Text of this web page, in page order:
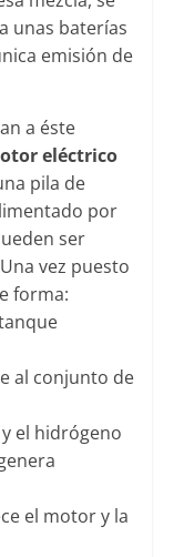
unas baterías
emisión de
a éste
eléctrico
pila de
por
ser
vez puesto
forma:
al conjunto de
el hidrógeno
el motor y la